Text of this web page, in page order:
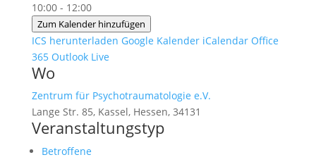
10:00 - 12:00
Zum Kalender hinzufügen
ICS herunterladen Google Kalender iCalendar Office
365 Outlook Live
Wo
Zentrum für Psychotraumatologie e.V.
Lange Str. 85, Kassel, Hessen, 34131
Veranstaltungstyp
Betroffene